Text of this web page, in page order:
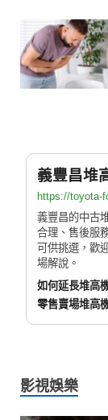
義豐昌堆
https://toyota-
義豐昌的中古
合理、售後服
可供挑選，歡
場解說。
如何延長堆高
零售賣場堆高
影視娛樂